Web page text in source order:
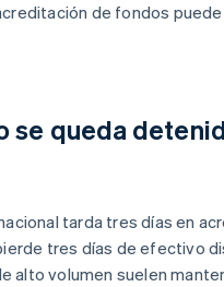
de fondos
se queda
tarda tres días en
tres días de efectivo
alto volumen suelen